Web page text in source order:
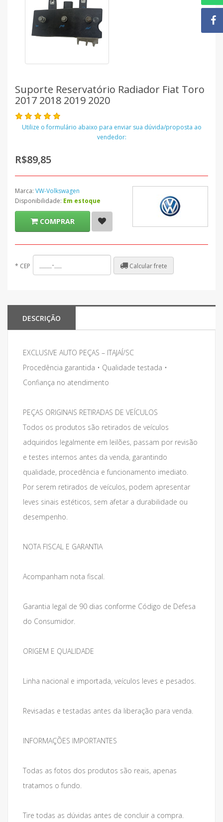
Suporte Reservatório Radiador Fiat Toro
2017 2018 2019 2020
Utilize o formulário abaixo para enviar sua dúvida/proposta ao
vendedor:
R$89,85
Marca: VW-Volkswagen
Disponibilidade: Em estoque
COMPRAR
* CEP Calcular frete
DESCRIÇÃO
EXCLUSIVE AUTO PEÇAS – ITAJAÍ/SC
Procedência garantida • Qualidade testada •
Confiança no atendimento
PEÇAS ORIGINAIS RETIRADAS DE VEÍCULOS
Todos os produtos são retirados de veículos
adquiridos legalmente em leilões, passam por revisão
e testes internos antes da venda, garantindo
qualidade, procedência e funcionamento imediato.
Por serem retirados de veículos, podem apresentar
leves sinais estéticos, sem afetar a durabilidade ou
desempenho.
NOTA FISCAL E GARANTIA
Acompanham nota fiscal.
Garantia legal de 90 dias conforme Código de Defesa
do Consumidor.
ORIGEM E QUALIDADE
Linha nacional e importada, veículos leves e pesados.
Revisadas e testadas antes da liberação para venda.
INFORMAÇÕES IMPORTANTES
Todas as fotos dos produtos são reais, apenas
tratamos o fundo.
Tire todas as dúvidas antes de concluir a compra.